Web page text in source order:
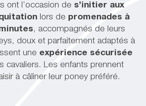
ont l’occasion de s’initier aux
lors de promenades à
, accompagnés de leurs
doux et parfaitement adaptés à
une expérience sécurisée
cavaliers. Les enfants prennent
à câliner leur poney préféré.